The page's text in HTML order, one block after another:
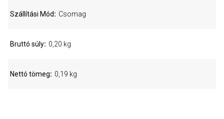
Szállítási Mód Csomag
Bruttó súly 0,20 kg
Nettó tömeg 0,19 kg